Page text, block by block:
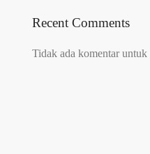
Recent Comments
Tidak ada komentar